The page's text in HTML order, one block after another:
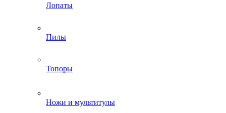
Лопаты
Пилы
Топоры
Ножи и мультитулы